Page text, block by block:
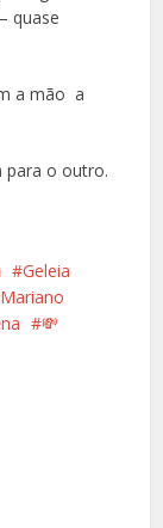
quase
a mão a
para o outro.
Geleia
Mariano
💸